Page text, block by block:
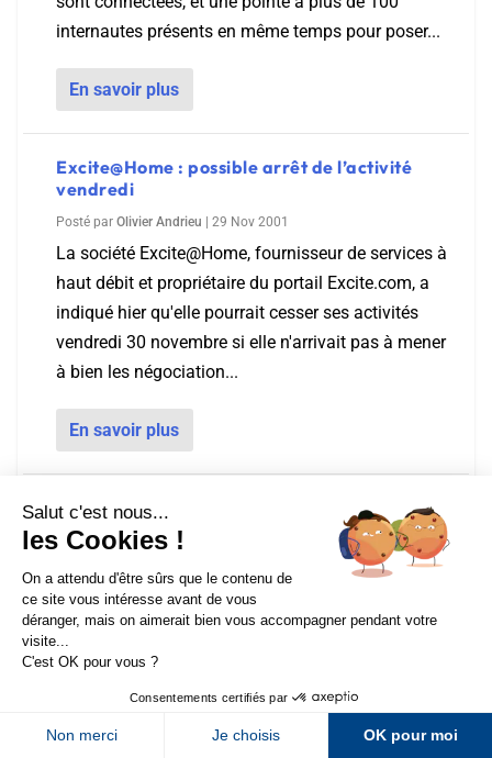
Sur LinkedIn Sur Youtube
Sur X Sur Facebook
Newsletter Abondance
internautes présents en même temps pour poser...
En savoir plus
Excite@Home : possible arrêt de l’activité
vendredi
Posté par Olivier Andrieu 29 Nov 2001
La société Excite@Home, fournisseur de services à
haut débit et propriétaire du portail Excite.com, a
indiqué hier qu'elle pourrait cesser ses activités
vendredi 30 novembre si elle n'arrivait pas à mener
à bien les négociation...
En savoir plus
Revenus en hausse pour Fast
Posté par Olivier Andrieu
Fast, propriétaire du moteur Alltheweb et qui
fournit également les résultats de recherche de
Lycos - entre autres-, a annoncé hier ses résultats
financiers pour le troisième trimestre 2001 se
terminant fin septembre : CA de 9,6...